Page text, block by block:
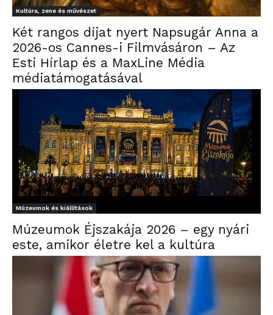
Kultúra, zene és művészet
Két rangos díjat nyert Napsugár Anna a
2026-os Cannes-i Filmvásáron – Az
Esti Hírlap és a MaxLine Média
médiatámogatásával
Múzeumok és kiállítások
Múzeumok Éjszakája 2026 – egy nyári
este, amikor életre kel a kultúra